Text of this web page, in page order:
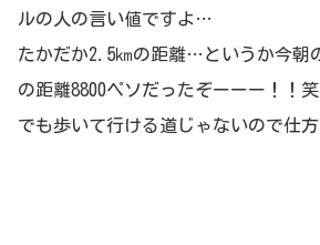
ルの人の言い値ですよ…
たかだか2.5㎞の距離…というか今朝
の距離8800ペソだったぞーーー！！笑
でも歩いて行ける道じゃないので仕